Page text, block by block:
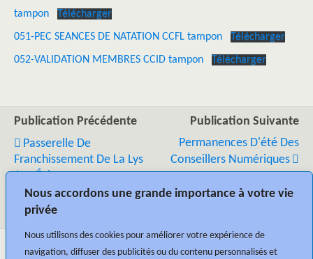
Nous accordons une grande importance à votre vie
privée
Nous utilisons des cookies pour améliorer votre expérience de
navigation, diffuser des publicités ou du contenu personnalisés et
tampon Télécharger
051-PEC SEANCES DE NATATION CCFL tampon Télécharger
052-VALIDATION MEMBRES CCID tampon Télécharger
Publication Précédente
Passerelle De
Franchissement De La Lys
Aux Écluses
Haverskerque/Saint-
Venant
Publication Suivante
Permanences D'été Des
Conseillers Numériques